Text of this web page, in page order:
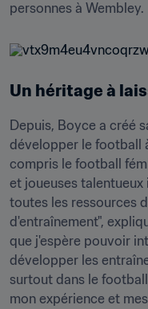
personnes à Wembley.
Un héritage à
Depuis, Boyce a créé
développer le football
compris le football
et joueuses
toutes les ressources
d'entraînement",
que j'espère pouvoir
développer les
surtout dans le
mon expérience et